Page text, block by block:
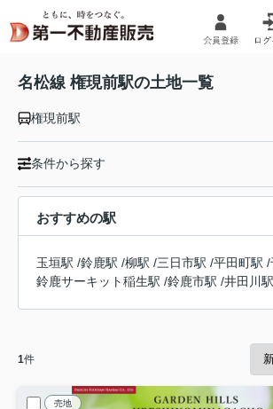
名松線 権現前駅の土地一覧
権現前駅
条件から探す
おすすめの駅
玉垣駅 /鈴鹿駅 /柳駅 /三日市駅 /平田町駅 /
鈴鹿サーキット稲生駅 /鈴鹿市駅 /井田川駅
1件
売地